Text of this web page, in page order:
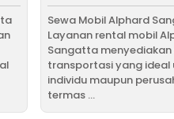
Sewa Mobil Alphard
Layanan rental mobil
Sangatta menyediakan
transportasi yang ideal
individu maupun
termas ...